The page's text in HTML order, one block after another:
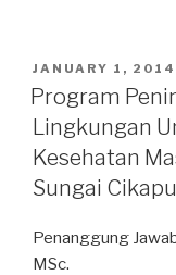
POSTED
ON
JANUARY 1, 2014
Program
Lingkungan
Kesehatan
Sungai
Penanggung
MSc.